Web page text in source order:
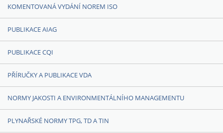
KOMENTOVANÁ VYDÁNÍ NOREM ISO
PUBLIKACE AIAG
PUBLIKACE CQI
PŘÍRUČKY A PUBLIKACE VDA
NORMY JAKOSTI A ENVIRONMENTÁLNÍHO MANAGEMENTU
PLYNAŘSKÉ NORMY TPG, TD A TIN